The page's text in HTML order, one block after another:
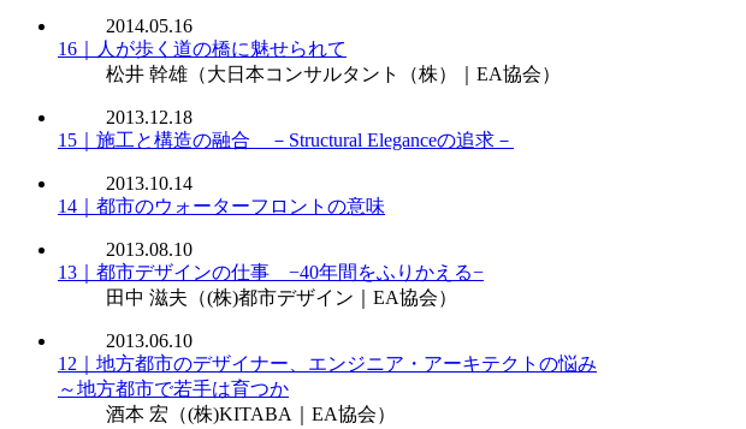
2014.05.16
16｜人が歩く道の橋に魅せられて
松井 幹雄 （大日本コンサルタント（株）｜EA協会）
2013.12.18
15｜施工と構造の融合 －Structural Eleganceの追求－
2013.10.14
14｜都市のウォーターフロントの意味
2013.08.10
13｜都市デザインの仕事 −40年間をふりかえる−
田中 滋夫 （(株)都市デザイン｜EA協会）
2013.06.10
12｜地方都市のデザイナー、エンジニア・アーキテクトの悩み
～地方都市で若手は育つか
酒本 宏 （(株)KITABA｜EA協会）